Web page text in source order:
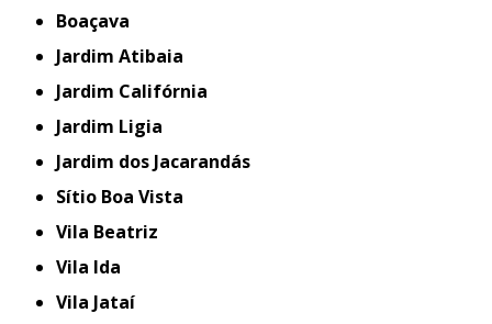
Boaçava
Jardim Atibaia
Jardim Califórnia
Jardim Ligia
Jardim dos Jacarandás
Sítio Boa Vista
Vila Beatriz
Vila Ida
Vila Jataí